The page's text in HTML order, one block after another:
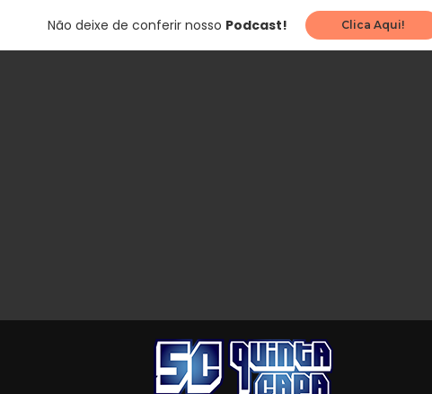
Não deixe de conferir nosso Podcast! Clica Aqui!